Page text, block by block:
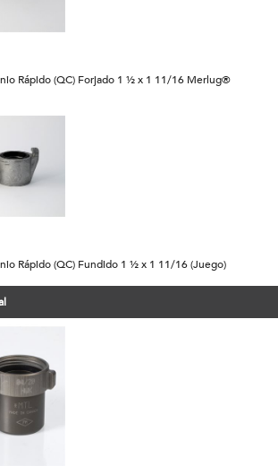
Rápido (QC) Forjado 1 ½ x 1 11/16 Merlug®
Rápido (QC) Fundido 1 ½ x 1 11/16 (Juego)